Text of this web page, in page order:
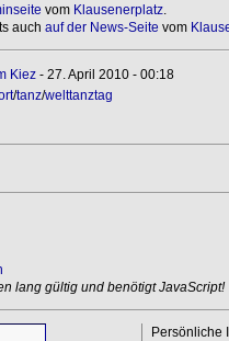
vom Klausenerplatz.
auch auf der News-Seite vom
Kiez- 27. April 2010 - 00:18
/tanz/welttanztag
lang gültig und benötigt JavaScript!
Persönliche